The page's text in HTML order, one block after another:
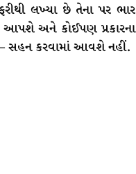
લખ્યા છે તેના પર ભાર
આપશે અને કોઈપણ પ્રકારના
– સહન કરવામાં આવશે નહીં.